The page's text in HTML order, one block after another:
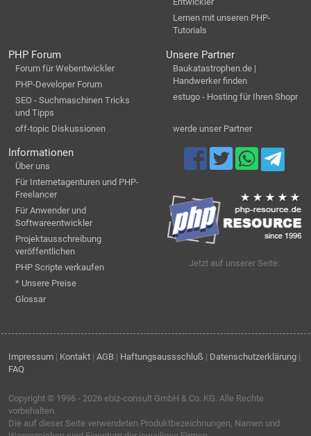
Lernen mit unseren PHP-
Tutorials
PHP Forum
Forum für Webentwickler
PHP-Developer Forum
SEO - Suchmaschinen Tricks
und Tipps
off-topic Diskussionen
Unsere Partner
Baukatastrophen.de |
Handwerker finden
estugo - Hosting für Ihren Shopr
werde unser Partner
Informationen
Über uns
Für Internetagenturen und PHP-
Freelancer
Für Anwender und
Softwareentwickler
Projektausschreibung
veröffentlichen
PHP Scripte verkaufen
* Unsere Preise
Glossar
Jetzt auf unserer Seite:
Impressum | Kontakt | AGB | Haftungsaussschluß | Datenschutzerklärung |
FAQ
Copyright © 1996 - 2026 ebiz-consult GmbH & Co. KG . Alle Rechte
vorbehalten.
Die auf dieser Seite verwendeten Produktbezeichnungen, Namen und